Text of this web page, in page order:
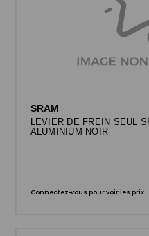
SRAM
LEVIER DE FREIN SEUL
ALUMINIUM NOIR
Connectez-vous pour voir les prix.